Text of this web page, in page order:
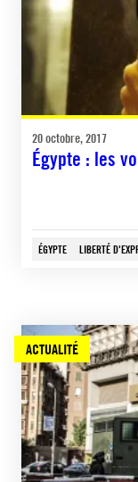
20 octobre, 2017
Égypte : les
ÉGYPTE LIBERTÉ
ACTUALITÉ